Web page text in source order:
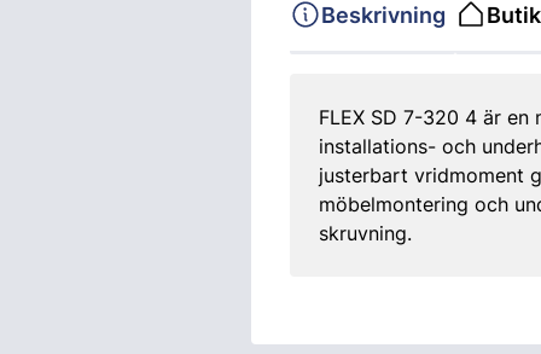
Beskrivning
FLEX SD 7-320 4 är
installations- och
justerbart vridmoment
möbelmontering och
skruvning.